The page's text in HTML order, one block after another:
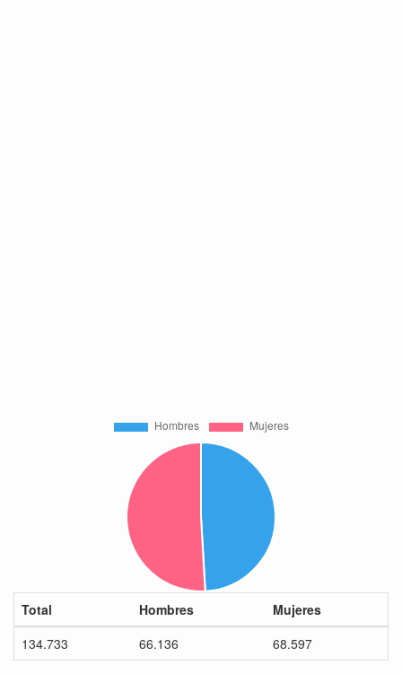
Total Hombres
Mujeres
134.733
66.136 68.597